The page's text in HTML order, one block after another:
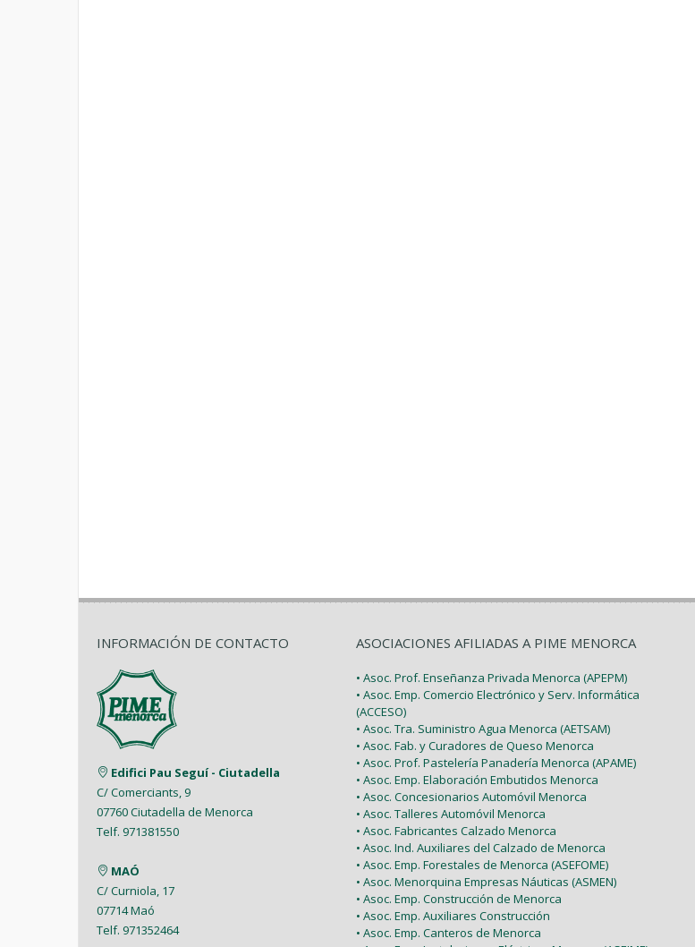
INFORMACIÓN DE CONTACTO
Edifici Pau Seguí - Ciutadella
C/ Comerciants, 9
07760 Ciutadella de Menorca
Telf. 971381550
MAÓ
C/ Curniola, 17
07714 Maó
Telf. 971352464
ASOCIACIONES AFILIADAS A PIME MENORCA
• Asoc. Prof. Enseñanza Privada Menorca (APEPM)
• Asoc. Emp. Comercio Electrónico y Serv. Informática
(ACCESO)
• Asoc. Tra. Suministro Agua Menorca (AETSAM)
• Asoc. Fab. y Curadores de Queso Menorca
• Asoc. Prof. Pastelería Panadería Menorca (APAME)
• Asoc. Emp. Elaboración Embutidos Menorca
• Asoc. Concesionarios Automóvil Menorca
• Asoc. Talleres Automóvil Menorca
• Asoc. Fabricantes Calzado Menorca
• Asoc. Ind. Auxiliares del Calzado de Menorca
• Asoc. Emp. Forestales de Menorca (ASEFOME)
• Asoc. Menorquina Empresas Náuticas (ASMEN)
• Asoc. Emp. Construcción de Menorca
• Asoc. Emp. Auxiliares Construcción
• Asoc. Emp. Canteros de Menorca